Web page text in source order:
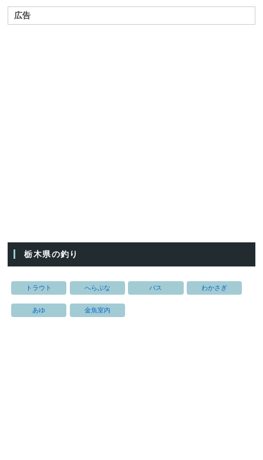
広告
栃木県の釣り
トラウト へらぶな バス わかさぎ
あゆ 金魚室内